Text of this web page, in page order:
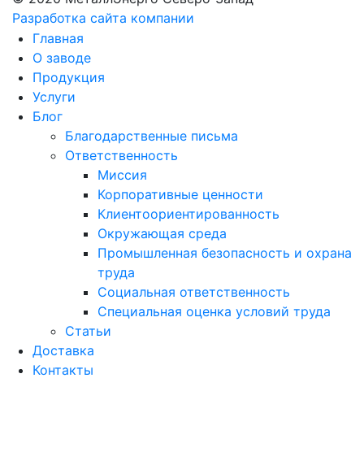
Разработка сайта компании
Главная
О заводе
Продукция
Услуги
Блог
Благодарственные письма
Ответственность
Миссия
Корпоративные ценности
Клиентоориентированность
Окружающая среда
Промышленная безопасность и охрана
труда
Социальная ответственность
Специальная оценка условий труда
Статьи
Доставка
Контакты